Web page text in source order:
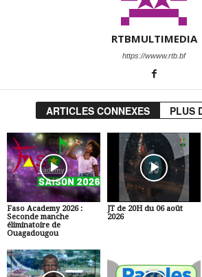
RTBMULTIMEDIA
https://wwww.rtb.bf
ARTICLES CONNEXES PLUS
Faso Academy 2026 :
Seconde manche
éliminatoire de
Ouagadougou
JT de 20H du 06 août
2026